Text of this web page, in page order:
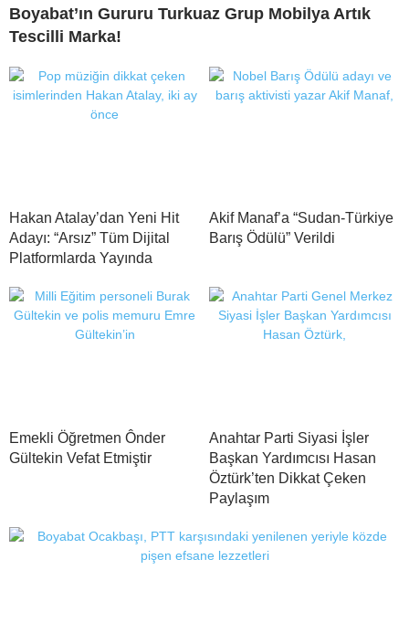
Boyabat’ın Gururu Turkuaz Grup Mobilya Artık
Tescilli Marka!
Hakan Atalay’dan Yeni Hit
Adayı: “Arsız” Tüm Dijital
Platformlarda Yayında
Akif Manaf’a “Sudan-Türkiye
Barış Ödülü” Verildi
Emekli Öğretmen Ônder
Gültekin Vefat Etmiştir
Anahtar Parti Siyasi İşler
Başkan Yardımcısı Hasan
Öztürk’ten Dikkat Çeken
Paylaşım